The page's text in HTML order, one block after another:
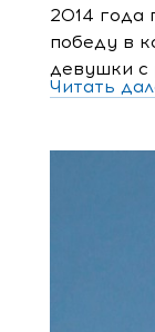
2014 года
победу в
девушки с
Читать